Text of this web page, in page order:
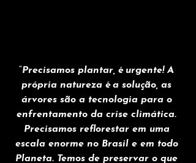
“Precisamos plantar, é urgente! A
própria natureza é a solução, as
árvores são a tecnologia para o
enfrentamento da crise climática.
Precisamos reflorestar em uma
escala enorme no Brasil e em todo
Planeta. Temos de preservar o que